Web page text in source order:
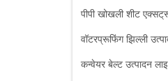
पीपी खोखली शीट
वॉटरप्रूफिंग झिल्ली
कन्वेयर बेल्ट उत्पादन